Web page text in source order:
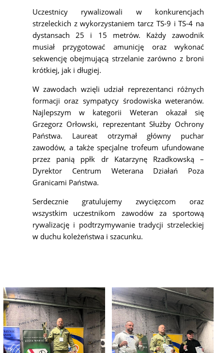
Uczestnicy rywalizowali w konkurencjach
strzeleckich z wykorzystaniem tarcz TS-9 i TS-4 na
dystansach 25 i 15 metrów. Każdy zawodnik
musiał przygotować amunicję oraz wykonać
sekwencję obejmującą strzelanie zarówno z broni
krótkiej, jak i długiej.
W zawodach wzięli udział reprezentanci różnych
formacji oraz sympatycy środowiska weteranów.
Najlepszym w kategorii Weteran okazał się
Grzegorz Orłowski, reprezentant Służby Ochrony
Państwa. Laureat otrzymał główny puchar
zawodów, a także specjalne trofeum ufundowane
przez panią ppłk dr Katarzynę Rzadkowską –
Dyrektor Centrum Weterana Działań Poza
Granicami Państwa.
Serdecznie gratulujemy zwycięzcom oraz
wszystkim uczestnikom zawodów za sportową
rywalizację i podtrzymywanie tradycji strzeleckiej
w duchu koleżeństwa i szacunku.